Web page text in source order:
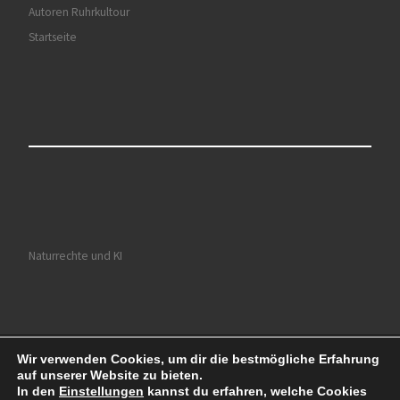
Autoren Ruhrkultour
Startseite
Naturrechte und KI
© 2026Ruhrkultour– Alle Rechte vorbehalten
Präsentiert vonWP– Entworfen mit demCustomizr-Theme
Wir verwenden Cookies, um dir die bestmögliche Erfahrung
auf unserer Website zu bieten.
In den Einstellungen kannst du erfahren, welche Cookies